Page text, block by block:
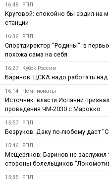
16:48 РПЛ
Круговой: спокойно бы ездил на
станции
16:36 РПЛ
Спортдиректор "Родины": в
похожа сама на себя
16:27 Кубок России
Баринов: ЦСКА надо работать над
16:14 Чемпионаты
Источник: власти Испании
проведения ЧМ-2030 с Марокко
15:57 РПЛ
Безруков: Даку по-любому даст
15:46 РПЛ
Мещеряков: Баринов не заслужил
стороны болельщиков
15:35 РПЛ